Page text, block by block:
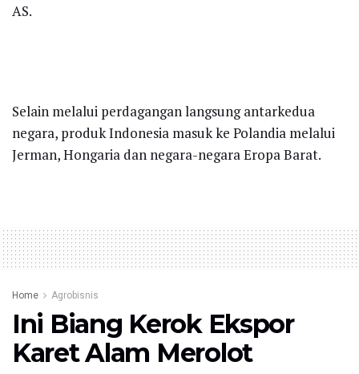
AS.
Selain melalui perdagangan langsung antarkedua
negara, produk Indonesia masuk ke Polandia melalui
Jerman, Hongaria dan negara-negara Eropa Barat.
Home Agrobisnis
Ini Biang Kerok Ekspor
Karet Alam Merolot